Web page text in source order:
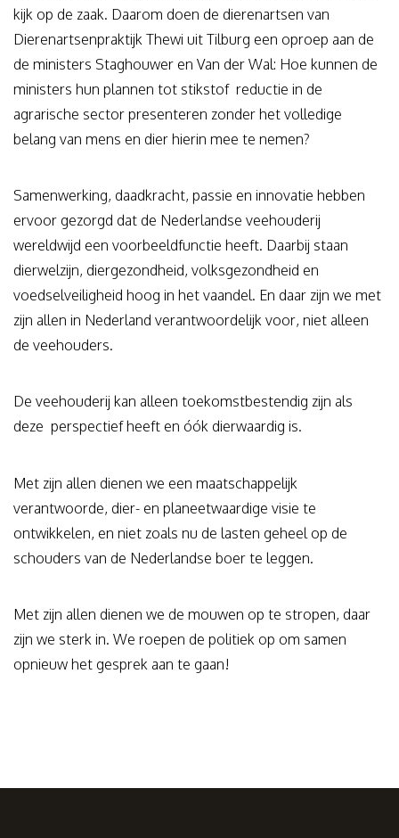
kijk op de zaak. Daarom doen de dierenartsen van
Dierenartsenpraktijk Thewi uit Tilburg een oproep aan de
de ministers Staghouwer en Van der Wal: Hoe kunnen de
ministers hun plannen tot stikstof reductie in de
agrarische sector presenteren zonder het volledige
belang van mens en dier hierin mee te nemen?
Samenwerking, daadkracht, passie en innovatie hebben
ervoor gezorgd dat de Nederlandse veehouderij
wereldwijd een voorbeeldfunctie heeft. Daarbij staan
dierwelzijn, diergezondheid, volksgezondheid en
voedselveiligheid hoog in het vaandel. En daar zijn we met
zijn allen in Nederland verantwoordelijk voor, niet alleen
de veehouders.
De veehouderij kan alleen toekomstbestendig zijn als
deze perspectief heeft en óók dierwaardig is.
Met zijn allen dienen we een maatschappelijk
verantwoorde, dier- en planeetwaardige visie te
ontwikkelen, en niet zoals nu de lasten geheel op de
schouders van de Nederlandse boer te leggen.
Met zijn allen dienen we de mouwen op te stropen, daar
zijn we sterk in. We roepen de politiek op om samen
opnieuw het gesprek aan te gaan!